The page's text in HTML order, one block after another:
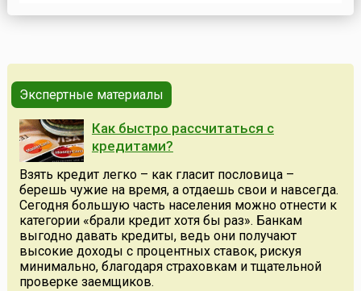
себе – наша память и представления о том, каким в
Землю...
Экспертные материалы
Как быстро рассчитаться с
кредитами?
Взять кредит легко – как гласит пословица –
берешь чужие на время, а отдаешь свои и навсегда.
Сегодня большую часть населения можно отнести к
категории «брали кредит хотя бы раз». Банкам
выгодно давать кредиты, ведь они получают
высокие доходы с процентных ставок, рискуя
минимально, благодаря страховкам и тщательной
проверке заемщиков.